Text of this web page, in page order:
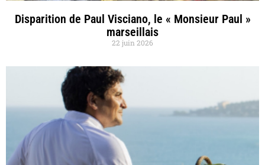
Disparition de Paul Visciano, le « Monsieur Paul »
marseillais
22 juin 2026